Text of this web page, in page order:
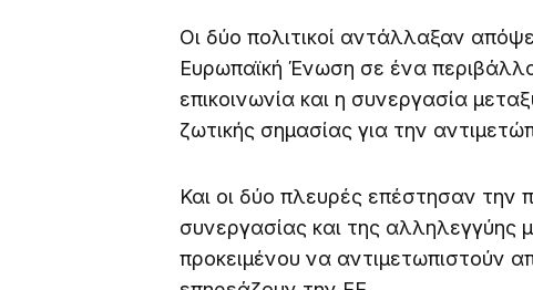
Οι δύο πολιτικοί αντάλλαξαν
Ευρωπαϊκή Ένωση σε ένα
επικοινωνία και η συνεργασία
ζωτικής σημασίας για την
Και οι δύο πλευρές επέστησαν την
συνεργασίας και της
προκειμένου να αντιμετωπιστούν